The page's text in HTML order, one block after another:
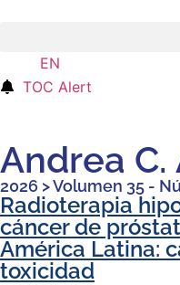
EN
TOC Alert
Andrea C.
2026 >Volumen 35 -
Radioterapia
cáncer de
América Latina:
toxicidad